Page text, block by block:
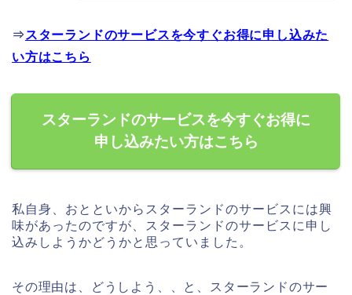
⇒ スターランドのサービスを今すぐお得に申し込みた
い方はこちら
スターランドのサービスを今すぐお得に
申し込みたい方はこちら
私自身、おとといからスターランドのサービスには興
味があったのですが、スターランドのサービスに申し
込みしようかどうかと思っていました。
その理由は、どうしよう、、と、スターランドのサー